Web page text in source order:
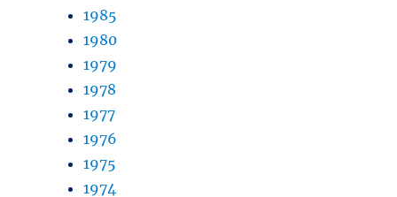
1985
1980
1979
1978
1977
1976
1975
1974